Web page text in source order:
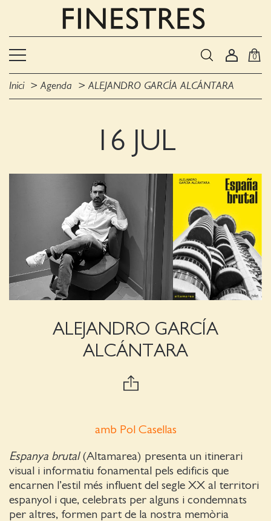
0
Inici Agenda ALEJANDRO GARCÍA ALCÁNTARA
16 JUL
ALEJANDRO GARCÍA
ALCÁNTARA
amb Pol Casellas
Espanya brutal(Altamarea) presenta un itinerari
visual i informatiu fonamental pels edificis que
encarnen l’estil més influent del segle XX al territori
espanyol i que, celebrats per alguns i condemnats
per altres, formen part de la nostra memòria